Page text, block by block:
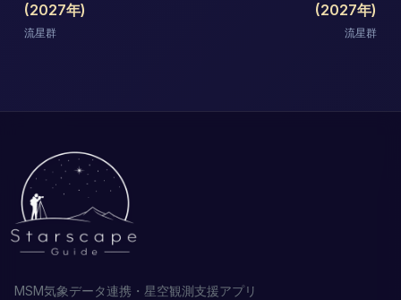
(2027年)
流星群
(2027年)
流星群
MSM気象データ連携・星空観測支援アプリ